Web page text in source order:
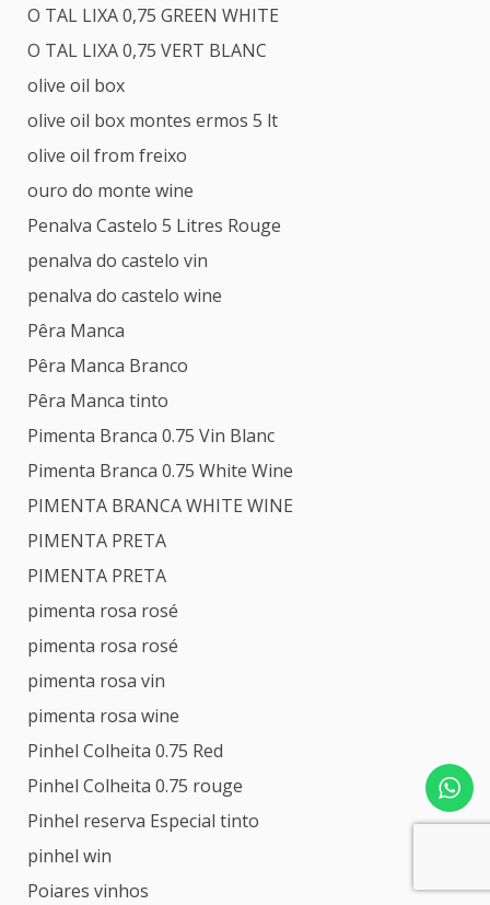
O TAL LIXA 0,75 GREEN WHITE
O TAL LIXA 0,75 VERT BLANC
olive oil box
olive oil box montes ermos 5 lt
olive oil from freixo
ouro do monte wine
Penalva Castelo 5 Litres Rouge
penalva do castelo vin
penalva do castelo wine
Pêra Manca
Pêra Manca Branco
Pêra Manca tinto
Pimenta Branca 0.75 Vin Blanc
Pimenta Branca 0.75 White Wine
PIMENTA BRANCA WHITE WINE
PIMENTA PRETA
PIMENTA PRETA
pimenta rosa rosé
pimenta rosa rosé
pimenta rosa vin
pimenta rosa wine
Pinhel Colheita 0.75 Red
Pinhel Colheita 0.75 rouge
Pinhel reserva Especial tinto
pinhel win
Poiares vinhos